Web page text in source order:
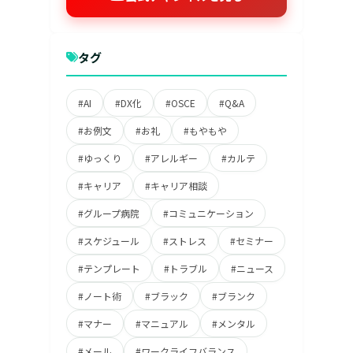
タグ
#AI #DX化 #OSCE #Q&A
#お例文 #お礼 #もやもや
#ゆっくり #アレルギー #カルテ
#キャリア #キャリア相談
#グループ病院 #コミュニケーション
#スケジュール #ストレス #セミナー
#テンプレート #トラブル #ニュース
#ノート術 #ブラック #ブランク
#マナー #マニュアル #メンタル